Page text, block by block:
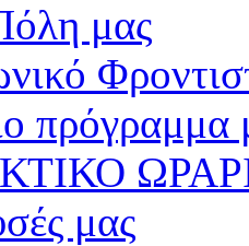
μας
πρόγραμμα
μας